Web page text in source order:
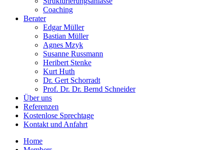
Coaching
Berater
Edgar Müller
Bastian Müller
Agnes Mzyk
Susanne Russmann
Heribert Stenke
Kurt Huth
Dr. Gert Schorradt
Prof. Dr. Dr. Bernd Schneider
Über uns
Referenzen
Kostenlose Sprechtage
Kontakt und Anfahrt
Home